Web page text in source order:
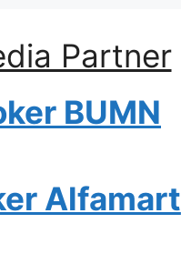
Partner
BUMN
Alfamart